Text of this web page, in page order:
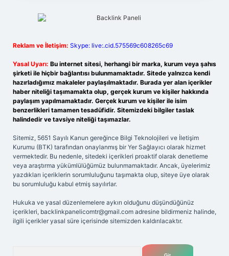
Reklam ve İletişim: Skype: live:.cid.575569c608265c69
Yasal Uyarı: Bu internet sitesi, herhangi bir marka, kurum veya şahıs
şirketi ile hiçbir bağlantısı bulunmamaktadır. Sitede yalnızca kendi
hazırladığımız makaleler paylaşılmaktadır. Burada yer alan içerikler
haber niteliği taşımamakta olup, gerçek kurum ve kişiler hakkında
paylaşım yapılmamaktadır. Gerçek kurum ve kişiler ile isim
benzerlikleri tamamen tesadüfidir. Sitemizdeki bilgiler taslak
halindedir ve tavsiye niteliği taşımazlar.
Sitemiz, 5651 Sayılı Kanun gereğince Bilgi Teknolojileri ve İletişim
Kurumu (BTK) tarafından onaylanmış bir Yer Sağlayıcı olarak hizmet
vermektedir. Bu nedenle, sitedeki içerikleri proaktif olarak denetleme
veya araştırma yükümlülüğümüz bulunmamaktadır. Ancak, üyelerimiz
yazdıkları içeriklerin sorumluluğunu taşımakta olup, siteye üye olarak
bu sorumluluğu kabul etmiş sayılırlar.
Hukuka ve yasal düzenlemelere aykırı olduğunu düşündüğünüz
içerikleri, backlinkpanelicomtr@gmail.com adresine bildirmeniz halinde,
ilgili içerikler yasal süre içerisinde sitemizden kaldırılacaktır.